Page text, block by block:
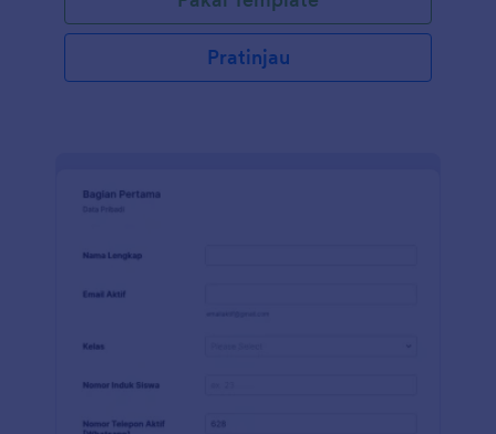
formulir ini agar cocok dengan klub Anda,
publikasikan secara online, dan Anda akan lebih
mudah merekrut anggota baru! Pendaftaran akan
unik? Pembuat Formulir kami sangat mudah dengan
klub Anda tanpa pengkodean apa pun. Anda bahkan
tersebut. Perlu memungut biaya keanggotaan?
pembayaran pilihan Anda - Jotform menawarkan
Pratinjau